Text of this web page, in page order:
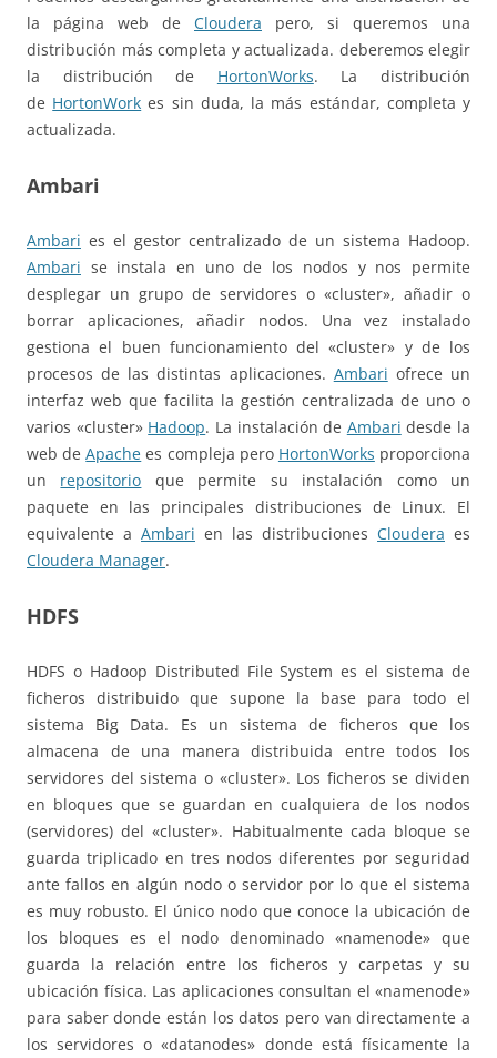
la página web de Cloudera pero, si queremos una
distribución más completa y actualizada. deberemos elegir
la distribución de HortonWorks. La distribución
de HortonWork es sin duda, la más estándar, completa y
actualizada.
Ambari
Ambari es el gestor centralizado de un sistema Hadoop.
Ambari se instala en uno de los nodos y nos permite
desplegar un grupo de servidores o «cluster», añadir o
borrar aplicaciones, añadir nodos. Una vez instalado
gestiona el buen funcionamiento del «cluster» y de los
procesos de las distintas aplicaciones. Ambari ofrece un
interfaz web que facilita la gestión centralizada de uno o
varios «cluster» Hadoop. La instalación de Ambari desde la
web deApache es compleja pero HortonWorks proporciona
un repositorio que permite su instalación como un
paquete en las principales distribuciones de Linux. El
equivalente a Ambari en las distribuciones Cloudera es
Cloudera Manager.
HDFS
HDFS o Hadoop Distributed File System es el sistema de
ficheros distribuido que supone la base para todo el
sistema Big Data. Es un sistema de ficheros que los
almacena de una manera distribuida entre todos los
servidores del sistema o «cluster». Los ficheros se dividen
en bloques que se guardan en cualquiera de los nodos
(servidores) del «cluster». Habitualmente cada bloque se
guarda triplicado en tres nodos diferentes por seguridad
ante fallos en algún nodo o servidor por lo que el sistema
es muy robusto. El único nodo que conoce la ubicación de
los bloques es el nodo denominado «namenode» que
guarda la relación entre los ficheros y carpetas y su
ubicación física. Las aplicaciones consultan el «namenode»
para saber donde están los datos pero van directamente a
los servidores o «datanodes» donde está físicamente la